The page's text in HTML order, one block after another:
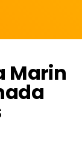
Marin